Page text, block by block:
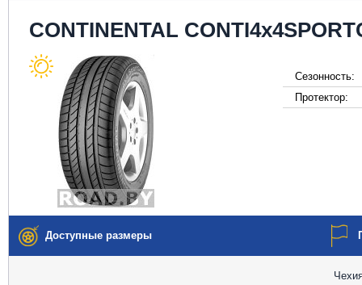
CONTINENTAL
Сезонность:
Протектор:
Доступные размеры